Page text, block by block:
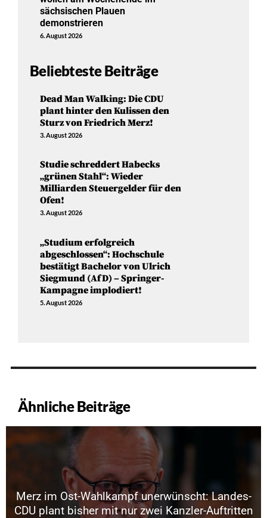
sächsischen Plauen
demonstrieren
6. August 2026
Beliebteste Beiträge
Dead Man Walking: Die CDU
plant hinter den Kulissen den
Sturz von Friedrich Merz!
3. August 2026
Studie schreddert Habecks
„grünen Stahl“: Wieder
Milliarden Steuergelder für den
Ofen!
3. August 2026
„Studium erfolgreich
abgeschlossen“: Hochschule
bestätigt Bachelor von Ulrich
Siegmund (AfD) – Springer-
Kampagne implodiert!
5. August 2026
Ähnliche Beiträge
Merz im Ost-Wahlkampf unerwünscht: Landes-
CDU plant bisher mit nur zwei Kanzler-Auftritten